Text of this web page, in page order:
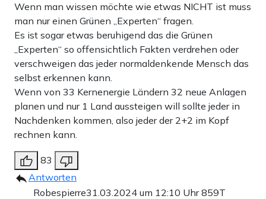
Wenn man wissen möchte wie etwas NICHT ist muss
man nur einen Grünen „Experten“ fragen.
Es ist sogar etwas beruhigend das die Grünen
„Experten“ so offensichtlich Fakten verdrehen oder
verschweigen das jeder normaldenkende Mensch das
selbst erkennen kann.
Wenn von 33 Kernenergie Ländern 32 neue Anlagen
planen und nur 1 Land aussteigen will sollte jeder in
Nachdenken kommen, also jeder der 2+2 im Kopf
rechnen kann.
83
Antworten
Robespierre31.03.2024 um 12:10 Uhr859T